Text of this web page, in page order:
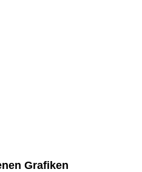
Grafiken